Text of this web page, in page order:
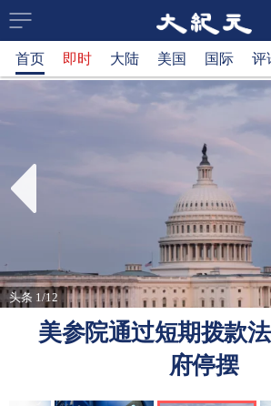
大
纪
元
新
网
首页 即时 大陆 美国 国际 评
头条 1/12
美参院通过短期拨款
府停摆